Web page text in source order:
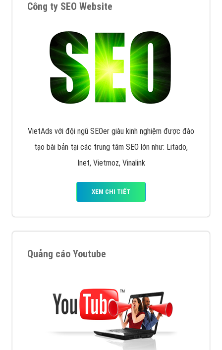
Công ty SEO Website
VietAds với đội ngũ SEOer giàu kinh nghiệm được đào
tạo bài bản tại các trung tâm SEO lớn như: Litado,
Inet, Vietmoz, Vinalink
XEM CHI TIẾT
Quảng cáo Youtube